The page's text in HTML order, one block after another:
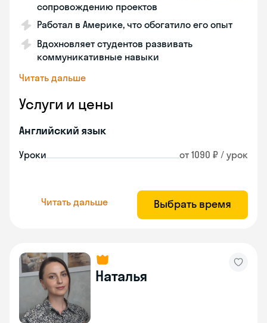
сопровождению проектов
Работал в Америке, что обогатило его опыт
Вдохновляет студентов развивать
коммуникативные навыки
Читать дальше
Услуги и цены
Английский язык
Уроки от 1090 ₽ / урок
Читать дальше Выбрать время
Наталья